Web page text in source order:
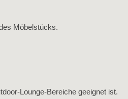
Möbelstücks.
geeignet ist.